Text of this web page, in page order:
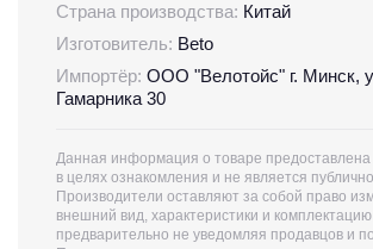
Страна производства: Китай
Изготовитель: Beto
Импортёр: ООО "Велотойс" г. Минск,
Гамарника 30
Данная информация о товаре предоставлена
в целях ознакомления и не является
Производители оставляют за собой право
внешний вид, характеристики и
предварительно не уведомляя продавцов и